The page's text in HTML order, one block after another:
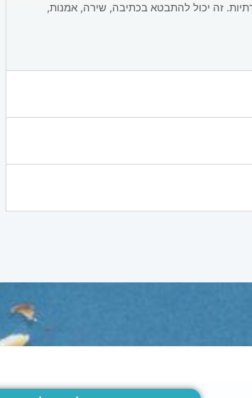
זה יכול להתבטא בכתיבה, שירה, אמנות,